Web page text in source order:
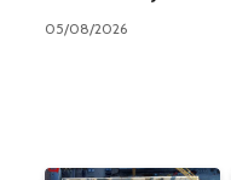
05/08/2026